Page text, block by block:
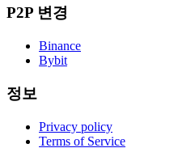
P2P 변경
Binance
Bybit
정보
Privacy policy
Terms of Service